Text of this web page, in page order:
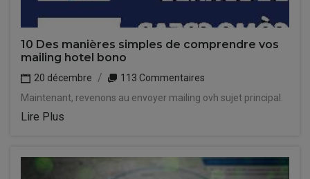
10 Des manières simples de comprendre vos
mailing hotel bono
20 décembre
113 Commentaires
Maintenant, revenons au envoyer mailing ovh sujet principal.
Lire Plus